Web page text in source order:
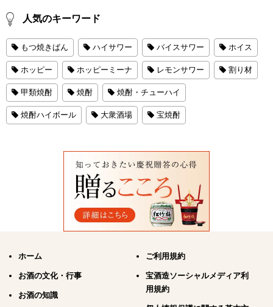
人気のキーワード
もつ焼きばん ハイサワー バイスサワー ホイス
ホッピー ホッピーミーナ レモンサワー 割り材
甲類焼酎 焼酎 焼酎・チューハイ
焼酎ハイボール 大衆酒場 宝焼酎
ホーム
お酒の文化・行事
お酒の知識
ご利用規約
宝酒造ソーシャルメディア利
用規約